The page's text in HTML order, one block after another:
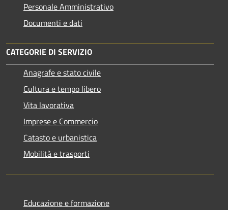
Personale Amministrativo
Documenti e dati
CATEGORIE DI SERVIZIO
Anagrafe e stato civile
Cultura e tempo libero
Vita lavorativa
Imprese e Commercio
Catasto e urbanistica
Mobilità e trasporti
Educazione e formazione